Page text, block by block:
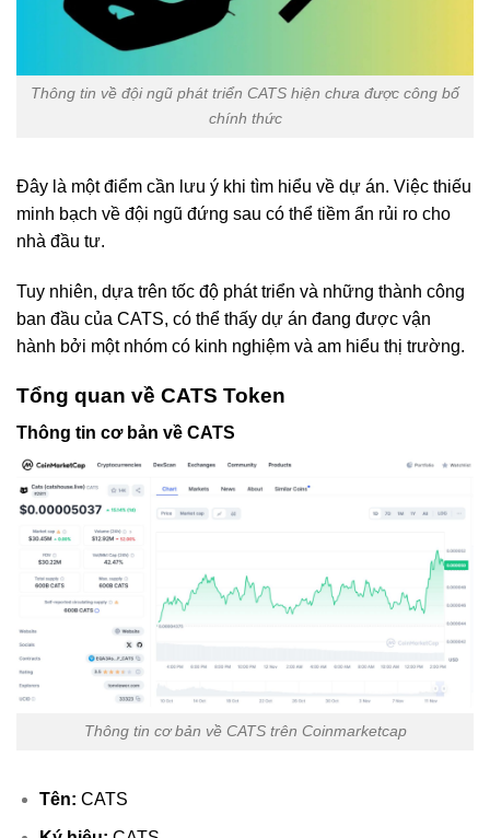
Thông tin về đội ngũ phát triển CATS hiện chưa được công bố
chính thức
Đây là một điểm cần lưu ý khi tìm hiểu về dự án. Việc thiếu
minh bạch về đội ngũ đứng sau có thể tiềm ẩn rủi ro cho
nhà đầu tư.
Tuy nhiên, dựa trên tốc độ phát triển và những thành công
ban đầu của CATS, có thể thấy dự án đang được vận
hành bởi một nhóm có kinh nghiệm và am hiểu thị trường.
Tổng quan về CATS Token
Thông tin cơ bản về CATS
Thông tin cơ bản về CATS trên Coinmarketcap
Tên: CATS